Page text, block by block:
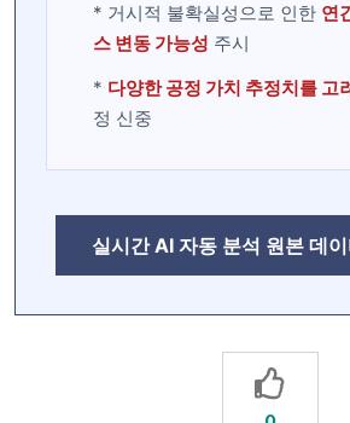
* 거시적 불확실성으로 인한 연
스 변동 가능성 주시
* 다양한 공정 가치 추정치를 고
정 신중
실시간 AI 자동 분석 원본 데